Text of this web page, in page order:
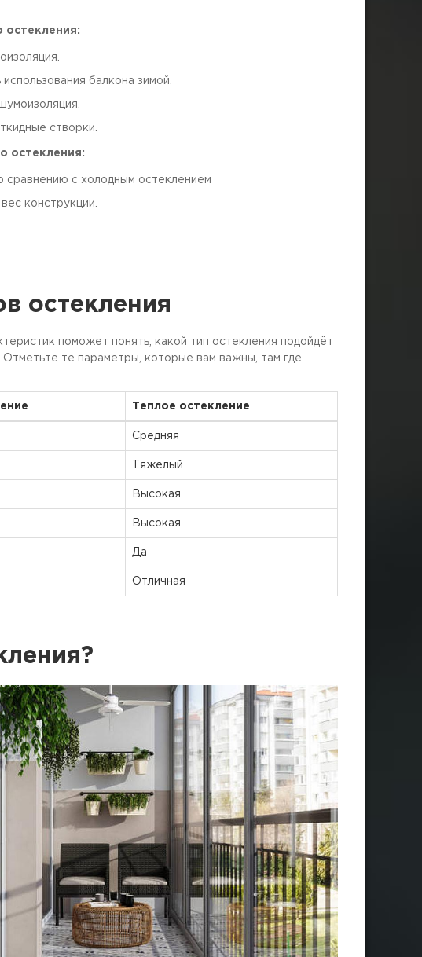
остекления:
балкона зимой.
створки.
остекления:
сравнению с холодным остеклением
конструкции.
остекления
поможет понять, какой тип остекления подойдёт
те параметры, которые вам важны, там где
Теплое остекление
Средняя
Тяжелый
Высокая
Высокая
Да
Отличная